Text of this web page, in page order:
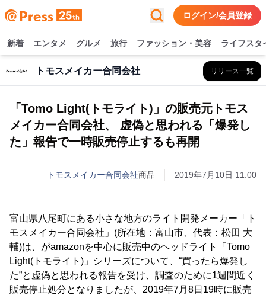
ログイン/会員登録
新着 エンタメ グルメ 旅行 ファッション・美容 ライフスタ
トモスメイカー合同会社 リリース一覧
「Tomo Light(トモライト)」の販売元トモス
メイカー合同会社、 虚偽と思われる「爆発し
た」報告で一時販売停止するも再開
トモスメイカー合同会社商品 2019年7月10日 11:00
富山県八尾町にある小さな地方のライト開発メーカー「ト
モスメイカー合同会社」(所在地：富山市、代表：松田 大
輔)は、がamazonを中心に販売中のヘッドライト「Tomo
Light(トモライト)」シリーズについて、“買ったら爆発し
た”と虚偽と思われる報告を受け、調査のために1週間近く
販売停止処分となりましたが、2019年7月8日19時に販売